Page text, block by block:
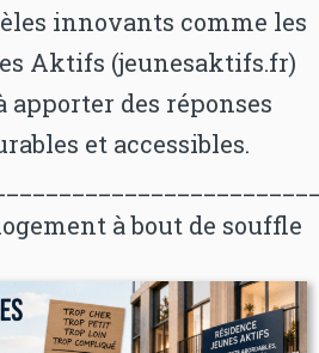
innovants comme les
Aktifs (jeunesaktifs.fr)
apporter des réponses
et accessibles.
à bout de souffle